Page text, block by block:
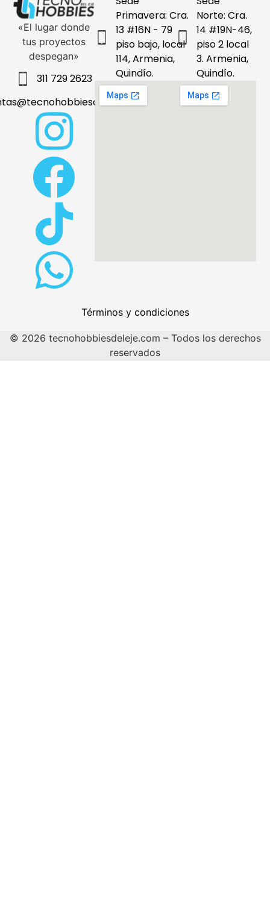
«El lugar donde
tus proyectos
despegan»
311 729 2623
Primavera: Cra.
13 #16N - 79
piso bajo, local
114, Armenia,
Quindío.
Norte: Cra.
14 #19N-46,
piso 2 local
3. Armenia,
Quindío.
Términos y condiciones
© 2026 tecnohobbiesdeleje.com – Todos los derechos
reservados